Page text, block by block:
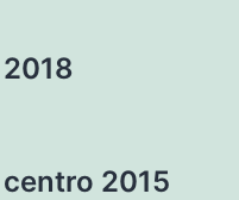
2015